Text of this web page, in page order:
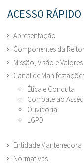
ACESSO RÁPIDO
Apresentação
Componentes da
Missão, Visão e Valores
Canal de
Ética e Conduta
Combate ao
Ouvidoria
LGPD
Entidade Mantenedora
Normativas